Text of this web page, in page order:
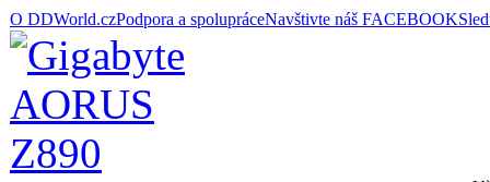
O DDWorld.czPodpora a spolupráceNavštivte náš FACEBOOK